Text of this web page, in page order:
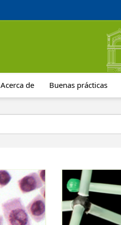
Acerca de Buenas prácticas